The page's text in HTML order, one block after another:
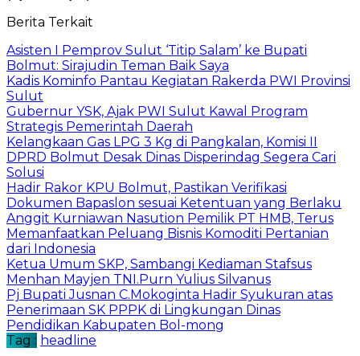
Berita Terkait
Asisten I Pemprov Sulut ‘Titip Salam’ ke Bupati
Bolmut: Sirajudin Teman Baik Saya
Kadis Kominfo Pantau Kegiatan Rakerda PWI Provinsi
Sulut
Gubernur YSK, Ajak PWI Sulut Kawal Program
Strategis Pemerintah Daerah
Kelangkaan Gas LPG 3 Kg di Pangkalan, Komisi II
DPRD Bolmut Desak Dinas Disperindag Segera Cari
Solusi
Hadir Rakor KPU Bolmut, Pastikan Verifikasi
Dokumen Bapaslon sesuai Ketentuan yang Berlaku
Anggit Kurniawan Nasution Pemilik PT HMB, Terus
Memanfaatkan Peluang Bisnis Komoditi Pertanian
dari Indonesia
Ketua Umum SKP, Sambangi Kediaman Stafsus
Menhan Mayjen TNI.Purn Yulius Silvanus
Pj Bupati Jusnan C.Mokoginta Hadir Syukuran atas
Penerimaan SK PPPK di Lingkungan Dinas
Pendidikan Kabupaten Bol-mong
Tag : headline